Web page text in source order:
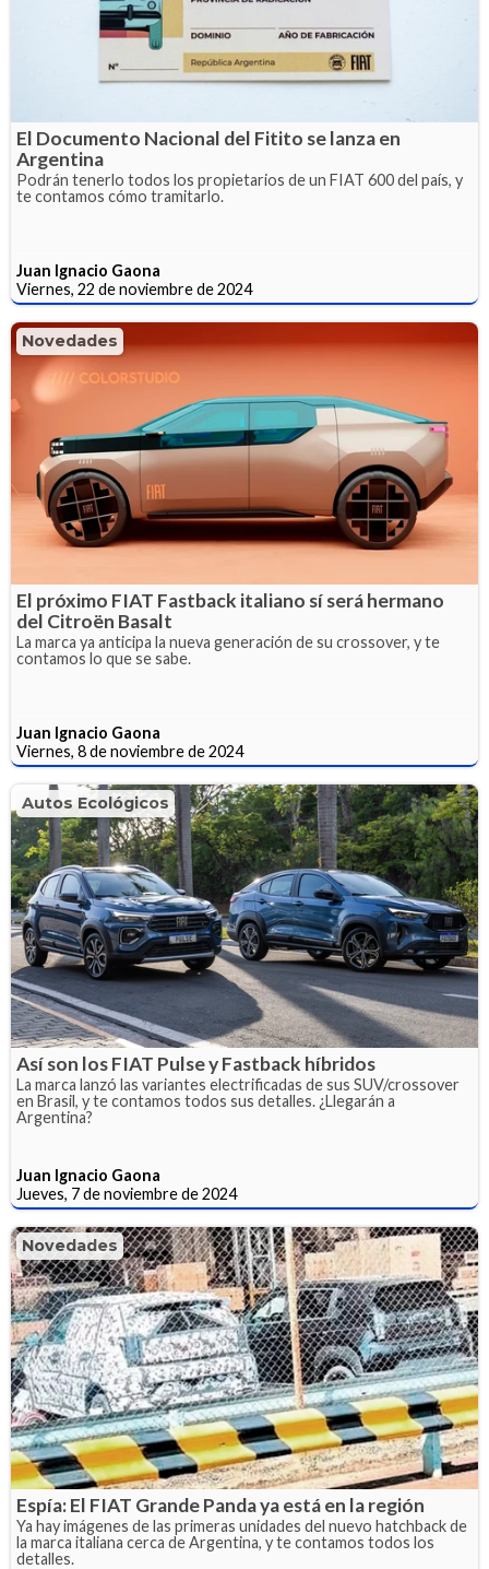
El Documento Nacional del Fitito se lanza en
Argentina
Podrán tenerlo todos los propietarios de un FIAT 600 del país, y
te contamos cómo tramitarlo.
Juan Ignacio Gaona
Viernes, 22 de noviembre de 2024
Novedades
El próximo FIAT Fastback italiano sí será hermano
del Citroën Basalt
La marca ya anticipa la nueva generación de su crossover, y te
contamos lo que se sabe.
Juan Ignacio Gaona
Viernes, 8 de noviembre de 2024
Autos Ecológicos
Así son los FIAT Pulse y Fastback híbridos
La marca lanzó las variantes electrificadas de sus SUV/crossover
en Brasil, y te contamos todos sus detalles. ¿Llegarán a
Argentina?
Juan Ignacio Gaona
Jueves, 7 de noviembre de 2024
Novedades
Espía: El FIAT Grande Panda ya está en la región
Ya hay imágenes de las primeras unidades del nuevo hatchback de
la marca italiana cerca de Argentina, y te contamos todos los
detalles.